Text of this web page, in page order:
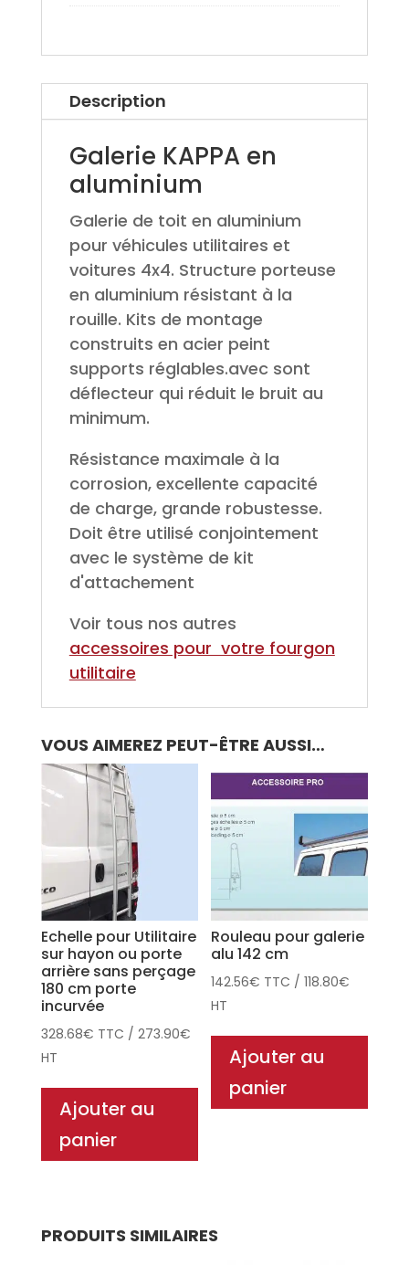
Description
Galerie KAPPA en
aluminium
Galerie de toit en aluminium
pour véhicules utilitaires et
voitures 4x4. Structure porteuse
en aluminium résistant à la
rouille. Kits de montage
construits en acier peint
supports réglables.avec sont
déflecteur qui réduit le bruit au
minimum.
Résistance maximale à la
corrosion, excellente capacité
de charge, grande robustesse.
Doit être utilisé conjointement
avec le système de kit
d'attachement
Voir tous nos autres
accessoires pour votre fourgon
utilitaire
VOUS AIMEREZ PEUT-ÊTRE AUSSI…
Echelle pour Utilitaire
sur hayon ou porte
arrière sans perçage
180 cm porte
incurvée
328.68€ TTC / 273.90€
HT
Ajouter au
panier
Rouleau pour galerie
alu 142 cm
142.56€ TTC /118.80€
HT
Ajouter au
panier
PRODUITS SIMILAIRES